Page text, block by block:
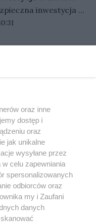
daleko od
liczą właśnie na
Częstochowa.
rozegrane w
PGE Ekstraligi.
stracił
inwestycja i
tego były
nowe opłaty. 80-
oraz inne
dostęp i
oraz
jak unikalne
wysyłane przez
celu zapewniania
spersonalizowanych
odbiorców oraz
my i Zaufani
danych